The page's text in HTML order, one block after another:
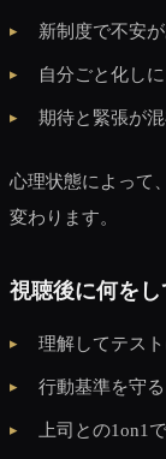
新制度で不安
自分ごと化し
期待と緊張が
心理状態によって
変わります。
視聴後に何を
理解してテス
行動基準を守る
上司との1on1